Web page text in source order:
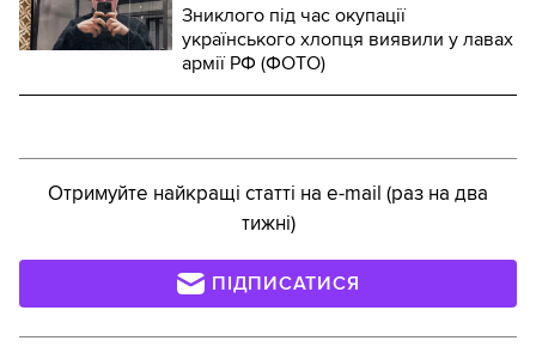
Зниклого під час окупації
українського хлопця виявили у лавах
армії РФ (ФОТО)
Отримуйте найкращі статті на e-mail (раз на два
тижні)
ПІДПИСАТИСЯ